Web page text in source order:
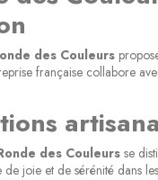
des Couleurs
française collabore
des Couleursse
joie et de sérénité dans